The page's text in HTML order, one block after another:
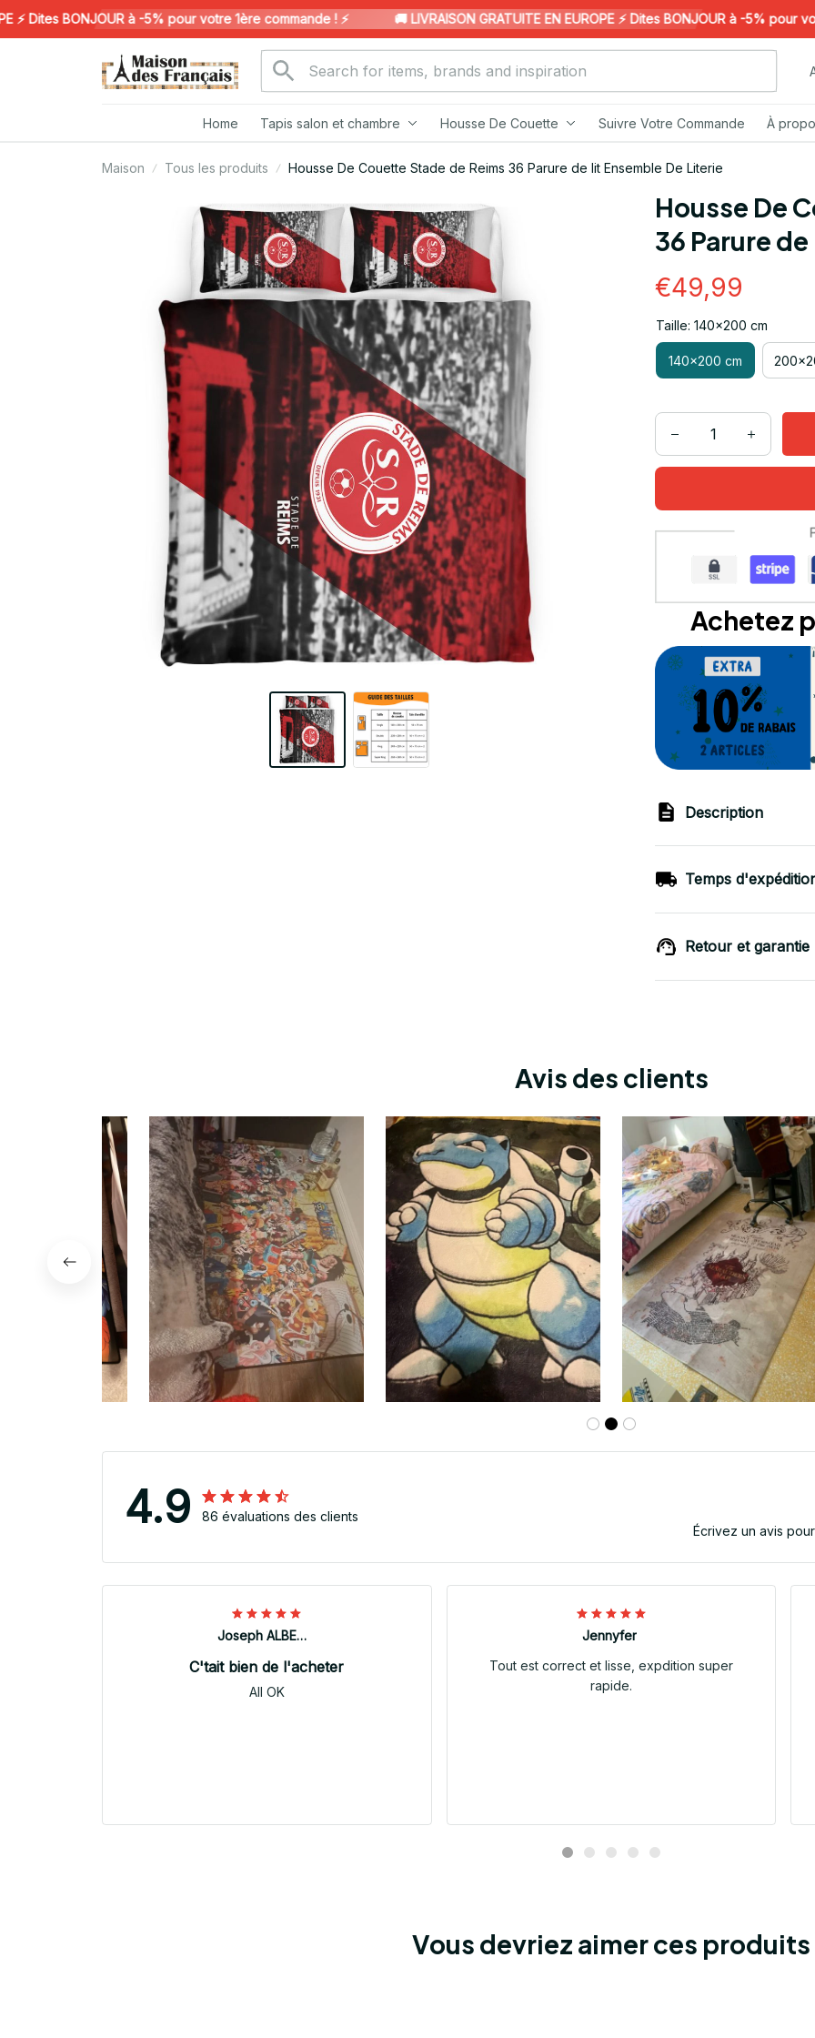
Dites BONJOUR à -5% pour votre 1ère commande ! ⚡️ 🚚 LIVRAISON GRATUITE EN EUROPE ⚡️ Dites BONJOUR à -5% pour votre
Home Tapis salon et chambre Housse De Couette Suivre Votre Commande À
Maison Tous les produits Housse De Couette Stade de Reims 36 Parure de lit Ensemble De Literie
Housse De
36 Parure
€49,99
Taille: 140x200 cm
140x200 cm
Achetez
Description
Temps
Retour et garantie
Avis des clients
4.9
86 évaluations des clients
Écrivez un avis
Joseph ALBERTINI
C'tait bien de l'acheter
All OK
Jennyfer
Tout est correct et lisse, expdition super
rapide.
Vous devriez aimer ces produits